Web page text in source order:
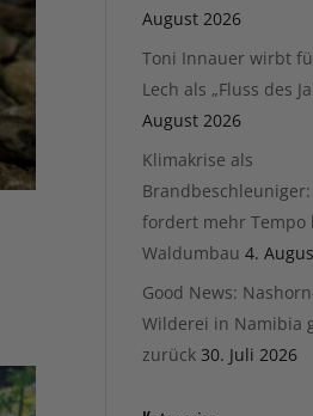
August 2026
Toni Innauer wirbt
Lech als „Fluss des
August 2026
Klimakrise als
Brandbeschleuniger:
fordert mehr Tempo
Waldumbau 4.
Good News:
Wilderei in Namibia
zurück 30. Juli 2026